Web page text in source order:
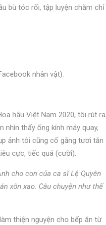
bù tóc rối, tập luyện chăm chỉ
nhân vật).
hậu Việt Nam 2020, tôi rút ra
nhìn thấy ống kính máy quay,
ảnh tôi cũng cố gắng tươi tắn
cực, tiếc quá (cười).
cho con của ca sĩ Lệ Quyên
xôn xao. Câu chuyện như thế
thiện nguyện cho bếp ăn từ